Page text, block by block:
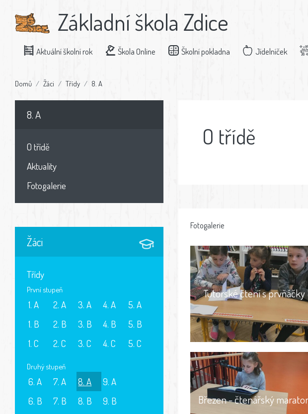
Základní škola Zdice
Aktuální školní rok Škola Online Školní pokladna Jídelníček
Domů Žáci Třídy 8. A
8. A
O třídě
Aktuality
Fotogalerie
Žáci
Třídy
První stupeň
1. A
1. B
1. C
2. A
2. B
2. C
3. A
3. B
3. C
4. A
4. B
4. C
5. A
5. B
5. C
Druhý stupeň
6. A
6. B
7. A
7. B
8. A
8. B
9. A
9. B
O třídě
Fotogalerie
Tutorské čtení s prvňáčky
Březen - čtenářský